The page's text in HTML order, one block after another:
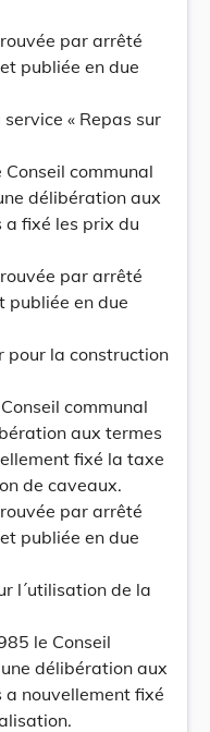
par arrêté
publiée en due
« Repas sur
communal
délibération aux
fixé les prix du
par arrêté
publiée en due
pour la construction
communal
aux termes
fixé la taxe
de caveaux.
par arrêté
publiée en due
l´utilisation de la
le Conseil
délibération aux
nouvellement fixé